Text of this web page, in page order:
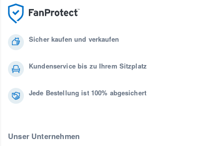
Sicher kaufen und verkaufen
Kundenservice bis zu Ihrem Sitzplatz
Jede Bestellung ist 100% abgesichert
Unser Unternehmen